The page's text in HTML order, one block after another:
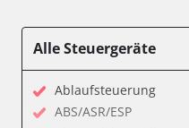
Alle Steuergeräte
Ablaufsteuerung
ABS/ASR/ESP